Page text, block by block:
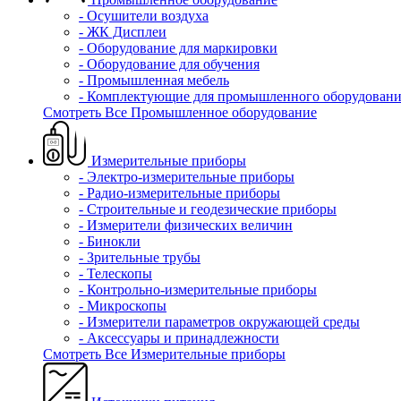
- Осушители воздуха
- ЖК Дисплеи
- Оборудование для маркировки
- Оборудование для обучения
- Промышленная мебель
- Комплектующие для промышленного
Смотреть Все Промышленное оборудование
Измерительные приборы
- Электро-измерительные приборы
- Радио-измерительные приборы
- Строительные и геодезические приборы
- Измерители физических величин
- Бинокли
- Зрительные трубы
- Телескопы
- Контрольно-измерительные приборы
- Микроскопы
- Измерители параметров окружающей среды
- Аксессуары и принадлежности
Смотреть Все Измерительные приборы